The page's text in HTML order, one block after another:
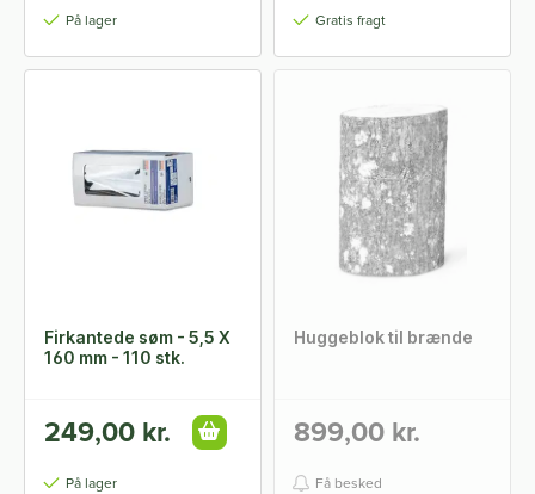
På lager Gratis fragt
Firkantede søm - 5,5 X
160 mm - 110 stk.
249,00 kr.
På lager
Huggeblok til brænde
899,00 kr.
Få besked